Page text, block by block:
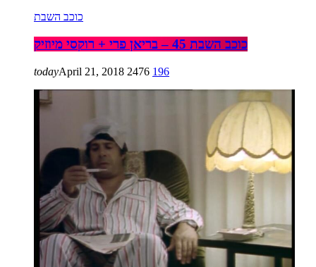
כוכב השבת
כוכב השבת 45 – בריאן פרי + רוקסי מיוזיק
todayApril 21, 2018 2476 196